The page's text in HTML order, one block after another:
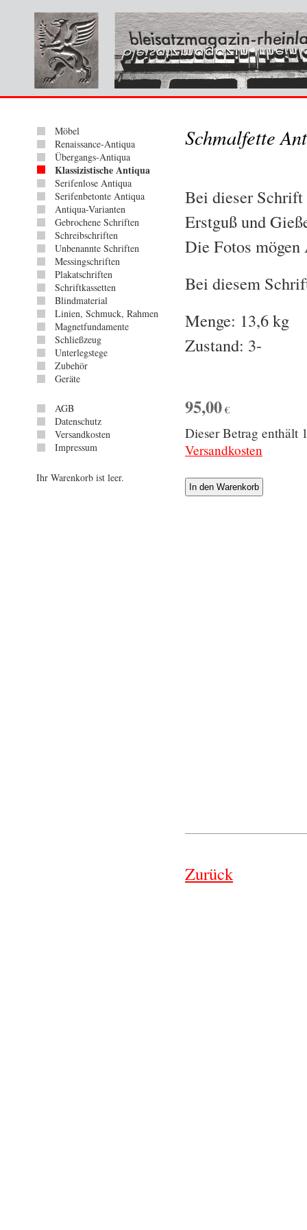
Möbel
Renaissance-Antiqua
Übergangs-Antiqua
Klassizistische Antiqua
Serifenlose Antiqua
Serifenbetonte Antiqua
Antiqua-Varianten
Gebrochene Schriften
Schreibschriften
Unbenannte Schriften
Messingschriften
Plakatschriften
Schriftkassetten
Blindmaterial
Linien, Schmuck, Rahmen
Magnetfundamente
Schließzeug
Unterlegstege
Zubehör
Geräte
AGB
Datenschutz
Versandkosten
Impressum
Ihr Warenkorb ist leer.
Schmalfette
Bei dieser
Erstguß und
Die Fotos mögen
Bei diesem
Menge: 13,6 kg
Zustand: 3-
95,00€
Dieser Betrag
Versandkosten
Zurück